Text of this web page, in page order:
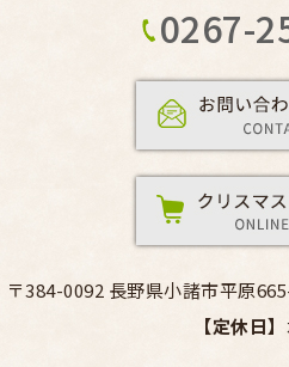
0267-
〒384-0092 長野県小諸市平原
【定休日】